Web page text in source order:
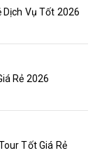
Dịch Vụ Tốt 2026
Rẻ 2026
Tốt Giá Rẻ